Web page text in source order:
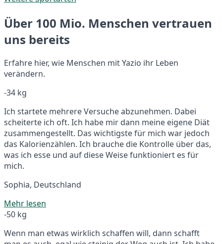
Über 100 Mio. Menschen vertrauen
uns bereits
Erfahre hier, wie Menschen mit Yazio ihr Leben
verändern.
-34 kg
Ich startete mehrere Versuche abzunehmen. Dabei
scheiterte ich oft. Ich habe mir dann meine eigene Diät
zusammengestellt. Das wichtigste für mich war jedoch
das Kalorienzählen. Ich brauche die Kontrolle über das,
was ich esse und auf diese Weise funktioniert es für
mich.
Sophia, Deutschland
Mehr lesen
-50 kg
Wenn man etwas wirklich schaffen will, dann schafft